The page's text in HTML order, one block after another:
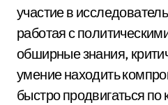
участие в
работая с
обширные знания,
умение находить
быстро продвигаться по